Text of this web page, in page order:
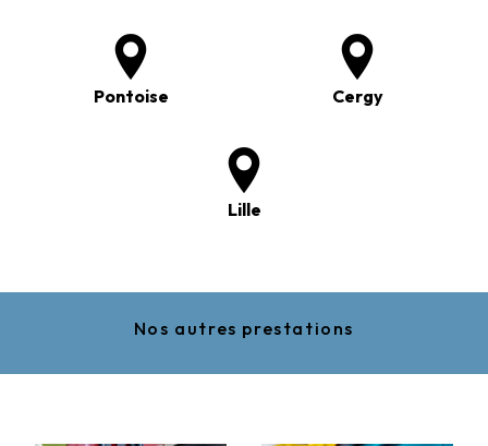
Pontoise Cergy
Lille
Nos autres prestations